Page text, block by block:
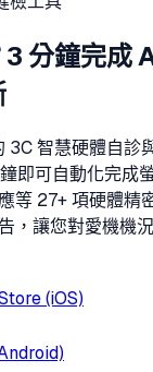
分鐘完成
智慧硬體自診
即可自動化完成
等 27+ 項硬體精
，讓您對愛機機
(iOS)